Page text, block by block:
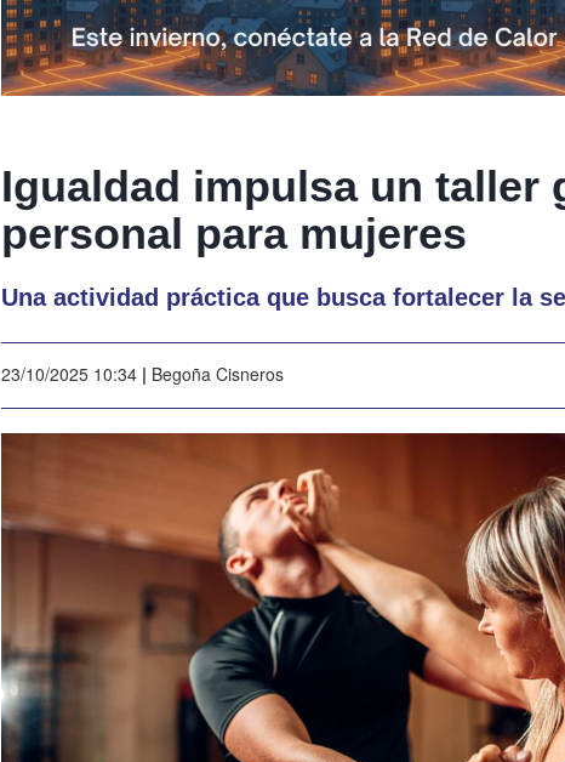
Igualdad impulsa un taller
personal para mujeres
Una actividad práctica que busca fortalecer la
23/10/2025 10:34 | Begoña Cisneros